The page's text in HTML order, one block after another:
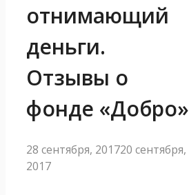
отнимающий
деньги.
Отзывы о
фонде «Добро»
28 сентября, 201720 сентября,
2017